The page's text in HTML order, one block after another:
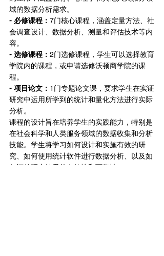
域的数据分析需求。
- 必修课程： 7门核心课程，涵盖定量方法、社
会调查设计、数据分析、测量和评估技术等内
容。
- 选修课程： 2门选修课程，学生可以选择教育
学院内的课程，或申请选修沃顿商学院的课
程。
- 项目论文： 1门专题论文课，要求学生在实证
研究中运用所学到的统计和量化方法进行实际
分析。
课程的设计旨在培养学生的实践能力，特别是
在社会科学和人类服务领域的数据收集和分析
技能。学生将学习如何设计和实施有效的研
究、如何使用统计软件进行数据分析、以及如
何评估研究结果的有效性和可靠性。